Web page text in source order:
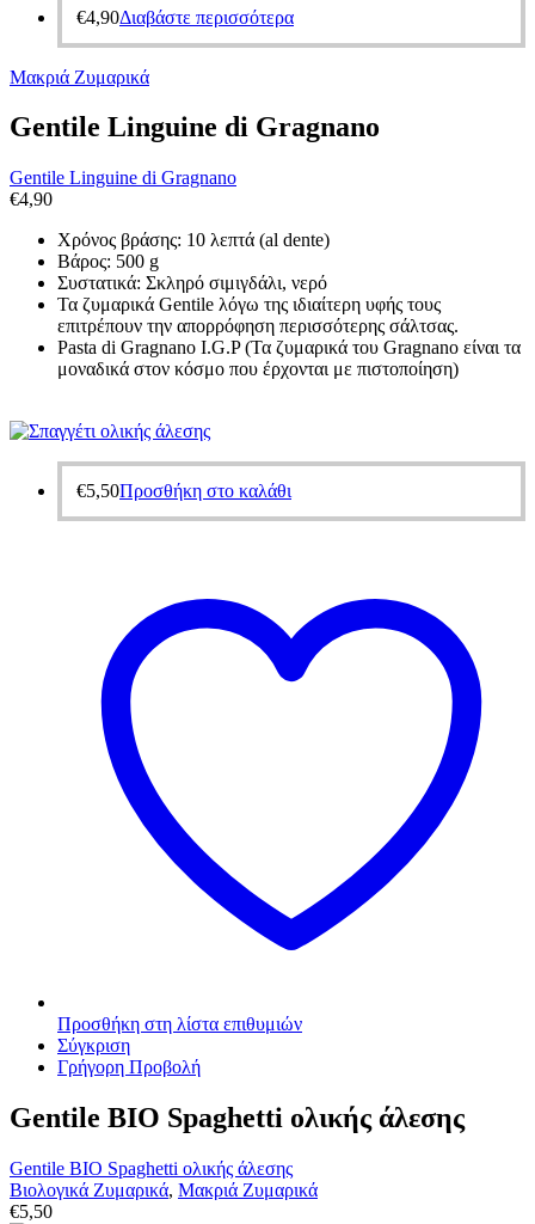
€4,90Διαβάστε περισσότερα
Μακριά Ζυμαρικά
Gentile Linguine di Gragnano
Gentile Linguine di Gragnano
€4,90
Χρόνος βράσης: 10 λεπτά (al dente)
Βάρος: 500 g
Συστατικά: Σκληρό σιμιγδάλι, νερό
Τα ζυμαρικά Gentile λόγω της ιδιαίτερη υφής τους
επιτρέπουν την απορρόφηση περισσότερης σάλτσας.
Pasta di Gragnano I.G.P (Τα ζυμαρικά του Gragnano είναι τα
μοναδικά στον κόσμο που έρχονται με πιστοποίηση)
€5,50Προσθήκη στο καλάθι
Προσθήκη στη λίστα επιθυμιών
Σύγκριση
Γρήγορη Προβολή
Gentile BIO Spaghetti ολικής άλεσης
Gentile BIO Spaghetti ολικής άλεσης
Βιολογικά Ζυμαρικά, Μακριά Ζυμαρικά
€5,50